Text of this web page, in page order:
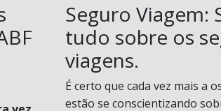
Seguro Viagem:
tudo sobre os
viagens.
É certo que cada vez mais a
estão se conscientizando